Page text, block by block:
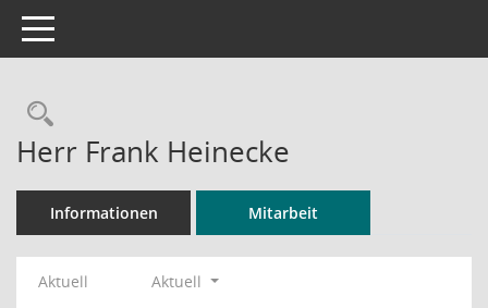
Toggle navigation
Rechercheauswahl
Herr Frank Heinecke
Informationen Mitarbeit
Aktuell
Aktuell